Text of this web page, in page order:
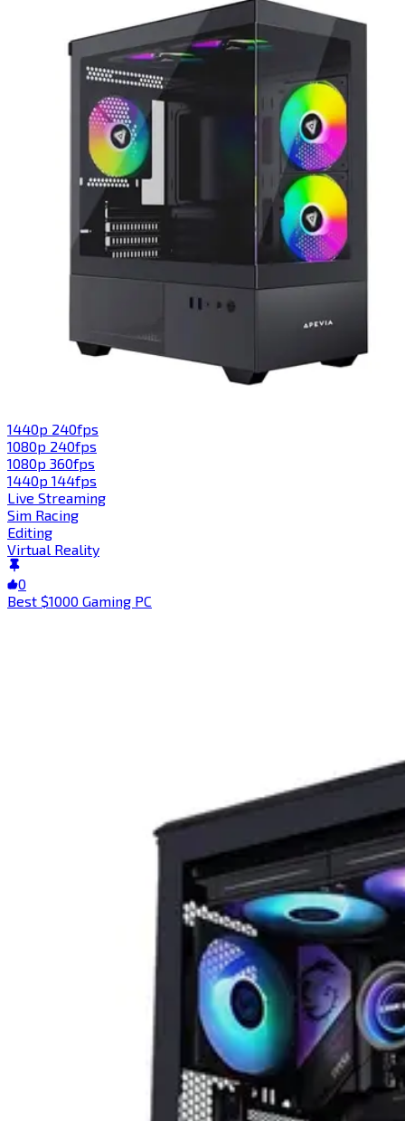
1440p 240fps​​​​‌ ‍ ​‍​‍‌‍ ‌ ​‍‌‍‍‌‌‍‌ ‌‍‍‌‌‍ ‍​‍​‍​ ‍‍​‍​‍‌ ​ ‌‍​‌‌‍ ‍‌‍‍‌‌ ‌​‌ ‍‌​‍ ‍‌‍‍‌‌‍ ​‍​‍​‍ ​​‍​‍‌‍‍​‌ ​‍‌‍‌‌‌‍‌‍​‍​‍​ ‍‍​‍​‍​‍ ‌‍​‌‌‍‌​‌‍ ‌‌‍‍‌‌‍ ‍​‍ ‌‍‍‌‌‍ ‍‌ ‌​‌‍‌‌‌‍ ‍‌ ‌​​‍ ‌‍‌‌‌‍‌​‌‍‍‌‌ ‌​​‍ ‌‍ ‌‌‍ ‌‍‌​‌‍‌‌​ ‌‌ ​​‌ ​‍‌‍‌‌‌ ​ ‌‍‌‌‌‍ ‍‌ ‌​‌‍​‌‌ ‌​‌‍‍‌‌‍ ‌‍ ‍​ ‍ ‌‍‍‌‌‍‌​​ ‌‌‍​‍​ ​‌​ ​ ‌‍‌‍​ ​‍‌‍‌‍‌‍​ ​ ‍​​‍ ‌​ ​‌‌‍‌‌‌‍​‌​ ​‌​‍ ‌​ ‌​‌‍​‌‌‍​ ​ ​‍​‍ ‌​ ‍​​ ​​​ ‌‍‌‍​ ​‍ ‌‌‍​‌​ ​​​ ‍​​ ‍​​ ‍​​ ‌‍​ ‌ ​ ‌ ​ ​‍​ ‍​​ ​ ​ ​ ​ ‍ ‌ ‌​‌ ‍‌‌ ​​‌‍‌‌​ ‌‌ ​​‌‍‌‌‌ ​‍‌‍‌‍‌‍ ‌ ​‍‌‍ ‌‌‍​‌‌‍ ‍‌‍​ ‌‍‌‌​ ‍ ‌ ​​‌‍​‌‌ ‌​‌‍‍​​ ‌‌‍ ‍‌‍​‌‌‍ ‌‌‍‌‌​ ‌‍​‍‌‍​‌‌ ​ ‌‍‌‌‌‌‌‌‌ ​‍‌‍ ​​ ‌​‍‌‌​ ​‍‌​‌‍‌‍​‌‌‍‌​‌‍ ‌‌‍‍‌‌‍ ‍​‍‌‍‌‍‍‌‌‍‌​​ ‌‌‍​‍​ ​‌​ ​ ‌‍‌‍​ ​‍‌‍‌‍‌‍​ ​ ‍​​‍ ‌​ ​‌‌‍‌‌‌‍​‌​ ​‌​‍ ‌​ ‌​‌‍​‌‌‍​ ​ ​‍​‍ ‌​ ‍​​ ​​​ ‌‍‌‍​ ​‍ ‌‌‍​‌​ ​​​ ‍​​ ‍​​ ‍​​ ‌‍​ ‌ ​ ‌ ​ ​‍​ ‍​​ ​ ​ ​ ​‍‌‍‌ ‌​‌ ‍‌‌ ​​‌‍‌‌​ ‌‌ ​​‌‍‌‌‌ ​‍‌‍‌‍‌‍ ‌ ​‍‌‍ ‌‌‍​‌‌‍ ‍‌‍​ ‌‍‌‌​‍‌‍‌ ​​‌‍​‌‌ ‌​‌‍‍​​ ‌‌‍ ‍‌‍​‌‌‍ ‌‌‍‌‌​‍‌‍‌ ​​‌‍‌‌‌ ​‍‌ ​ ‌ ​​‌‍‌‌‌‍​ ‌ ‌​‌‍‍‌‌ ‌‍‌‍‌‌​ ‌‌ ​​‌ ‌‌‌‍​‍‌‍ ​‌‍‍‌‌ ​ ‌‍‍​‌‍‌‌‌‍‌​​‍​‍‌ ‌
1080p 240fps​​​​‌ ‍ ​‍​‍‌‍ ‌ ​‍‌‍‍‌‌‍‌ ‌‍‍‌‌‍ ‍​‍​‍​ ‍‍​‍​‍‌ ​ ‌‍​‌‌‍ ‍‌‍‍‌‌ ‌​‌ ‍‌​‍ ‍‌‍‍‌‌‍ ​‍​‍​‍ ​​‍​‍‌‍‍​‌ ​‍‌‍‌‌‌‍‌‍​‍​‍​ ‍‍​‍​‍​‍ ‌‍​‌‌‍‌​‌‍ ‌‌‍‍‌‌‍ ‍​‍ ‌‍‍‌‌‍ ‍‌ ‌​‌‍‌‌‌‍ ‍‌ ‌​​‍ ‌‍‌‌‌‍‌​‌‍‍‌‌ ‌​​‍ ‌‍ ‌‌‍ ‌‍‌​‌‍‌‌​ ‌‌ ​​‌ ​‍‌‍‌‌‌ ​ ‌‍‌‌‌‍ ‍‌ ‌​‌‍​‌‌ ‌​‌‍‍‌‌‍ ‌‍ ‍​ ‍ ‌‍‍‌‌‍‌​​ ‌‌‍​‍​ ​​‌‍‌​‌‍​ ‌‍‌‌‌‍​‍​ ​‌​ ​​​‍ ‌‌‍‌​‌‍‌​​ ​‌​ ​​​‍ ‌​ ‌​‌‍​‌​ ‌ ​ ‌‍​‍ ‌‌‍​‍‌‍‌​‌‍​‍‌‍​‌​‍ ‌​ ​‍‌‍‌‍‌‍​ ​ ​‌​ ​‍​ ‍​​ ‌‌​ ‌ ​ ​ ​ ‌ ​ ​ ‌‍‌‌​ ‍ ‌ ‌​‌ ‍‌‌ ​​‌‍‌‌​ ‌‌ ​​‌‍‌‌‌ ​‍‌‍‌‍‌‍ ‌ ​‍‌‍ ‌‌‍​‌‌‍ ‍‌‍​ ‌‍‌‌​ ‍ ‌ ​​‌‍​‌‌ ‌​‌‍‍​​ ‌‌‍ ‍‌‍​‌‌‍ ‌‌‍‌‌​ ‌‍​‍‌‍​‌‌ ​ ‌‍‌‌‌‌‌‌‌ ​‍‌‍ ​​ ‌​‍‌‌​ ​‍‌​‌‍‌‍​‌‌‍‌​‌‍ ‌‌‍‍‌‌‍ ‍​‍‌‍‌‍‍‌‌‍‌​​ ‌‌‍​‍​ ​​‌‍‌​‌‍​ ‌‍‌‌‌‍​‍​ ​‌​ ​​​‍ ‌‌‍‌​‌‍‌​​ ​‌​ ​​​‍ ‌​ ‌​‌‍​‌​ ‌ ​ ‌‍​‍ ‌‌‍​‍‌‍‌​‌‍​‍‌‍​‌​‍ ‌​ ​‍‌‍‌‍‌‍​ ​ ​‌​ ​‍​ ‍​​ ‌‌​ ‌ ​ ​ ​ ‌ ​ ​ ‌‍‌‌​‍‌‍‌ ‌​‌ ‍‌‌ ​​‌‍‌‌​ ‌‌ ​​‌‍‌‌‌ ​‍‌‍‌‍‌‍ ‌ ​‍‌‍ ‌‌‍​‌‌‍ ‍‌‍​ ‌‍‌‌​‍‌‍‌ ​​‌‍​‌‌ ‌​‌‍‍​​ ‌‌‍ ‍‌‍​‌‌‍ ‌‌‍‌‌​‍‌‍‌ ​​‌‍‌‌‌ ​‍‌ ​ ‌ ​​‌‍‌‌‌‍​ ‌ ‌​‌‍‍‌‌ ‌‍‌‍‌‌​ ‌‌ ​​‌ ‌‌‌‍​‍‌‍ ​‌‍‍‌‌ ​ ‌‍‍​‌‍‌‌‌‍‌​​‍​‍‌ ‌
1080p 360fps​​​​‌ ‍ ​‍​‍‌‍ ‌ ​‍‌‍‍‌‌‍‌ ‌‍‍‌‌‍ ‍​‍​‍​ ‍‍​‍​‍‌ ​ ‌‍​‌‌‍ ‍‌‍‍‌‌ ‌​‌ ‍‌​‍ ‍‌‍‍‌‌‍ ​‍​‍​‍ ​​‍​‍‌‍‍​‌ ​‍‌‍‌‌‌‍‌‍​‍​‍​ ‍‍​‍​‍​‍ ‌‍​‌‌‍‌​‌‍ ‌‌‍‍‌‌‍ ‍​‍ ‌‍‍‌‌‍ ‍‌ ‌​‌‍‌‌‌‍ ‍‌ ‌​​‍ ‌‍‌‌‌‍‌​‌‍‍‌‌ ‌​​‍ ‌‍ ‌‌‍ ‌‍‌​‌‍‌‌​ ‌‌ ​​‌ ​‍‌‍‌‌‌ ​ ‌‍‌‌‌‍ ‍‌ ‌​‌‍​‌‌ ‌​‌‍‍‌‌‍ ‌‍ ‍​ ‍ ‌‍‍‌‌‍‌​​ ‌‌‍‌​‌‍​ ‌‍‌‍​ ‍‌​ ​​‌‍​‍‌‍‌‌‌‍‌​​‍ ‌‌‍‌​​ ‌ ​ ​‍‌‍‌‌​‍ ‌​ ‌​​ ​ ‌‍‌‌‌‍​‍​‍ ‌​ ‍‌‌‍‌‌​ ​​‌‍​ ​‍ ‌​ ‌ ​ ​‍​ ​​​ ‌‍‌‍​ ‌‍‌​​ ‌‍​ ​‍​ ​‌‌‍​‍​ ‌ ‌‍​‍​ ‍ ‌ ‌​‌ ‍‌‌ ​​‌‍‌‌​ ‌‌ ​​‌‍‌‌‌ ​‍‌‍‌‍‌‍ ‌ ​‍‌‍ ‌‌‍​‌‌‍ ‍‌‍​ ‌‍‌‌​ ‍ ‌ ​​‌‍​‌‌ ‌​‌‍‍​​ ‌‌‍ ‍‌‍​‌‌‍ ‌‌‍‌‌​ ‌‍​‍‌‍​‌‌ ​ ‌‍‌‌‌‌‌‌‌ ​‍‌‍ ​​ ‌​‍‌‌​ ​‍‌​‌‍‌‍​‌‌‍‌​‌‍ ‌‌‍‍‌‌‍ ‍​‍‌‍‌‍‍‌‌‍‌​​ ‌‌‍‌​‌‍​ ‌‍‌‍​ ‍‌​ ​​‌‍​‍‌‍‌‌‌‍‌​​‍ ‌‌‍‌​​ ‌ ​ ​‍‌‍‌‌​‍ ‌​ ‌​​ ​ ‌‍‌‌‌‍​‍​‍ ‌​ ‍‌‌‍‌‌​ ​​‌‍​ ​‍ ‌​ ‌ ​ ​‍​ ​​​ ‌‍‌‍​ ‌‍‌​​ ‌‍​ ​‍​ ​‌‌‍​‍​ ‌ ‌‍​‍​‍‌‍‌ ‌​‌ ‍‌‌ ​​‌‍‌‌​ ‌‌ ​​‌‍‌‌‌ ​‍‌‍‌‍‌‍ ‌ ​‍‌‍ ‌‌‍​‌‌‍ ‍‌‍​ ‌‍‌‌​‍‌‍‌ ​​‌‍​‌‌ ‌​‌‍‍​​ ‌‌‍ ‍‌‍​‌‌‍ ‌‌‍‌‌​‍‌‍‌ ​​‌‍‌‌‌ ​‍‌ ​ ‌ ​​‌‍‌‌‌‍​ ‌ ‌​‌‍‍‌‌ ‌‍‌‍‌‌​ ‌‌ ​​‌ ‌‌‌‍​‍‌‍ ​‌‍‍‌‌ ​ ‌‍‍​‌‍‌‌‌‍‌​​‍​‍‌ ‌
1440p 144fps​​​​‌ ‍ ​‍​‍‌‍ ‌ ​‍‌‍‍‌‌‍‌ ‌‍‍‌‌‍ ‍​‍​‍​ ‍‍​‍​‍‌ ​ ‌‍​‌‌‍ ‍‌‍‍‌‌ ‌​‌ ‍‌​‍ ‍‌‍‍‌‌‍ ​‍​‍​‍ ​​‍​‍‌‍‍​‌ ​‍‌‍‌‌‌‍‌‍​‍​‍​ ‍‍​‍​‍​‍ ‌‍​‌‌‍‌​‌‍ ‌‌‍‍‌‌‍ ‍​‍ ‌‍‍‌‌‍ ‍‌ ‌​‌‍‌‌‌‍ ‍‌ ‌​​‍ ‌‍‌‌‌‍‌​‌‍‍‌‌ ‌​​‍ ‌‍ ‌‌‍ ‌‍‌​‌‍‌‌​ ‌‌ ​​‌ ​‍‌‍‌‌‌ ​ ‌‍‌‌‌‍ ‍‌ ‌​‌‍​‌‌ ‌​‌‍‍‌‌‍ ‌‍ ‍​ ‍ ‌‍‍‌‌‍‌​​ ‌‌‍​ ​ ​‍​ ‍​​ ‍‌​ ‌​‌‍‌‌‌‍​‍​ ‌​​‍ ‌‌‍‌​​ ‍‌​ ​‌​ ​ ​‍ ‌​ ‌​​ ​‌​ ‌‍​ ‌ ​‍ ‌​ ‍​​ ​‍​ ‌​‌‍​‌​‍ ‌​ ‌​​ ​‌‌‍‌​‌‍​‌‌‍‌‌​ ​ ‌‍‌‌‌‍‌​​ ‌ ‌‍‌​‌‍​ ​ ​ ​ ‍ ‌ ‌​‌ ‍‌‌ ​​‌‍‌‌​ ‌‌ ​​‌‍‌‌‌ ​‍‌‍‌‍‌‍ ‌ ​‍‌‍ ‌‌‍​‌‌‍ ‍‌‍​ ‌‍‌‌​ ‍ ‌ ​​‌‍​‌‌ ‌​‌‍‍​​ ‌‌‍ ‍‌‍​‌‌‍ ‌‌‍‌‌​ ‌‍​‍‌‍​‌‌ ​ ‌‍‌‌‌‌‌‌‌ ​‍‌‍ ​​ ‌​‍‌‌​ ​‍‌​‌‍‌‍​‌‌‍‌​‌‍ ‌‌‍‍‌‌‍ ‍​‍‌‍‌‍‍‌‌‍‌​​ ‌‌‍​ ​ ​‍​ ‍​​ ‍‌​ ‌​‌‍‌‌‌‍​‍​ ‌​​‍ ‌‌‍‌​​ ‍‌​ ​‌​ ​ ​‍ ‌​ ‌​​ ​‌​ ‌‍​ ‌ ​‍ ‌​ ‍​​ ​‍​ ‌​‌‍​‌​‍ ‌​ ‌​​ ​‌‌‍‌​‌‍​‌‌‍‌‌​ ​ ‌‍‌‌‌‍‌​​ ‌ ‌‍‌​‌‍​ ​ ​ ​‍‌‍‌ ‌​‌ ‍‌‌ ​​‌‍‌‌​ ‌‌ ​​‌‍‌‌‌ ​‍‌‍‌‍‌‍ ‌ ​‍‌‍ ‌‌‍​‌‌‍ ‍‌‍​ ‌‍‌‌​‍‌‍‌ ​​‌‍​‌‌ ‌​‌‍‍​​ ‌‌‍ ‍‌‍​‌‌‍ ‌‌‍‌‌​‍‌‍‌ ​​‌‍‌‌‌ ​‍‌ ​ ‌ ​​‌‍‌‌‌‍​ ‌ ‌​‌‍‍‌‌ ‌‍‌‍‌‌​ ‌‌ ​​‌ ‌‌‌‍​‍‌‍ ​‌‍‍‌‌ ​ ‌‍‍​‌‍‌‌‌‍‌​​‍​‍‌ ‌
Live Streaming​​​​‌ ‍ ​‍​‍‌‍ ‌ ​‍‌‍‍‌‌‍‌ ‌‍‍‌‌‍ ‍​‍​‍​ ‍‍​‍​‍‌ ​ ‌‍​‌‌‍ ‍‌‍‍‌‌ ‌​‌ ‍‌​‍ ‍‌‍‍‌‌‍ ​‍​‍​‍ ​​‍​‍‌‍‍​‌ ​‍‌‍‌‌‌‍‌‍​‍​‍​ ‍‍​‍​‍​‍ ‌‍​‌‌‍‌​‌‍ ‌‌‍‍‌‌‍ ‍​‍ ‌‍‍‌‌‍ ‍‌ ‌​‌‍‌‌‌‍ ‍‌ ‌​​‍ ‌‍‌‌‌‍‌​‌‍‍‌‌ ‌​​‍ ‌‍ ‌‌‍ ‌‍‌​‌‍‌‌​ ‌‌ ​​‌ ​‍‌‍‌‌‌ ​ ‌‍‌‌‌‍ ‍‌ ‌​‌‍​‌‌ ‌​‌‍‍‌‌‍ ‌‍ ‍​ ‍ ‌‍‍‌‌‍‌​​ ‌​ ​‌‌‍​‍​ ‌‍‌‍​‌‌‍​ ​ ​‌‌‍​‍​ ​‍​‍ ‌‌‍‌​​ ‌ ​ ‍​​ ‌‍​‍ ‌​ ‌​​ ‍​‌‍‌‌​ ‍‌​‍ ‌‌‍​‍​ ​‌‌‍‌‌‌‍‌​​‍ ‌​ ​​‌‍​‍​ ‍‌​ ‌ ‌‍​‍‌‍‌​​ ‌ ​ ‌ ​ ​‌‌‍‌​​ ​​‌‍‌​​ ‍ ‌ ‌​‌ ‍‌‌ ​​‌‍‌‌​ ‌‌ ‌​‌‍​‌‌‍‌ ​ ‍ ‌ ​​‌‍​‌‌ ‌​‌‍‍​​ ‌‌‍ ‍‌‍​‌‌‍ ‌‌‍‌‌​ ‌‍​‍‌‍​‌‌ ​ ‌‍‌‌‌‌‌‌‌ ​‍‌‍ ​​ ‌​‍‌‌​ ​‍‌​‌‍‌‍​‌‌‍‌​‌‍ ‌‌‍‍‌‌‍ ‍​‍‌‍‌‍‍‌‌‍‌​​ ‌​ ​‌‌‍​‍​ ‌‍‌‍​‌‌‍​ ​ ​‌‌‍​‍​ ​‍​‍ ‌‌‍‌​​ ‌ ​ ‍​​ ‌‍​‍ ‌​ ‌​​ ‍​‌‍‌‌​ ‍‌​‍ ‌‌‍​‍​ ​‌‌‍‌‌‌‍‌​​‍ ‌​ ​​‌‍​‍​ ‍‌​ ‌ ‌‍​‍‌‍‌​​ ‌ ​ ‌ ​ ​‌‌‍‌​​ ​​‌‍‌​​‍‌‍‌ ‌​‌ ‍‌‌ ​​‌‍‌‌​ ‌‌ ‌​‌‍​‌‌‍‌ ​‍‌‍‌ ​​‌‍​‌‌ ‌​‌‍‍​​ ‌‌‍ ‍‌‍​‌‌‍ ‌‌‍‌‌​‍‌‍‌ ​​‌‍‌‌‌ ​‍‌ ​ ‌ ​​‌‍‌‌‌‍​ ‌ ‌​‌‍‍‌‌ ‌‍‌‍‌‌​ ‌‌ ​​‌ ‌‌‌‍​‍‌‍ ​‌‍‍‌‌ ​ ‌‍‍​‌‍‌‌‌‍‌​​‍​‍‌ ‌
Sim Racing​​​​‌ ‍ ​‍​‍‌‍ ‌ ​‍‌‍‍‌‌‍‌ ‌‍‍‌‌‍ ‍​‍​‍​ ‍‍​‍​‍‌ ​ ‌‍​‌‌‍ ‍‌‍‍‌‌ ‌​‌ ‍‌​‍ ‍‌‍‍‌‌‍ ​‍​‍​‍ ​​‍​‍‌‍‍​‌ ​‍‌‍‌‌‌‍‌‍​‍​‍​ ‍‍​‍​‍​‍ ‌‍​‌‌‍‌​‌‍ ‌‌‍‍‌‌‍ ‍​‍ ‌‍‍‌‌‍ ‍‌ ‌​‌‍‌‌‌‍ ‍‌ ‌​​‍ ‌‍‌‌‌‍‌​‌‍‍‌‌ ‌​​‍ ‌‍ ‌‌‍ ‌‍‌​‌‍‌‌​ ‌‌ ​​‌ ​‍‌‍‌‌‌ ​ ‌‍‌‌‌‍ ‍‌ ‌​‌‍​‌‌ ‌​‌‍‍‌‌‍ ‌‍ ‍​ ‍ ‌‍‍‌‌‍‌​​ ‌​ ‌​​ ‌‍‌‍‌‌​ ‌​​ ​‍​ ‌ ​ ‌ ​ ‍‌​‍ ‌‌‍‌​‌‍‌‌​ ‍‌​ ‍​​‍ ‌​ ‌​‌‍‌​‌‍‌‍​ ‌‍​‍ ‌​ ‍‌‌‍​ ​ ‌​​ ​​​‍ ‌​ ‌‌‌‍‌​​ ​​​ ‌​​ ​‌​ ​‍‌‍​‌‌‍‌‍‌‍‌​​ ‌ ‌‍‌​‌‍‌‍​ ‍ ‌ ‌​‌ ‍‌‌ ​​‌‍‌‌​ ‌‌ ‌​‌‍​‌‌‍‌ ​ ‍ ‌ ​​‌‍​‌‌ ‌​‌‍‍​​ ‌‌‍ ‍‌‍​‌‌‍ ‌‌‍‌‌​ ‌‍​‍‌‍​‌‌ ​ ‌‍‌‌‌‌‌‌‌ ​‍‌‍ ​​ ‌​‍‌‌​ ​‍‌​‌‍‌‍​‌‌‍‌​‌‍ ‌‌‍‍‌‌‍ ‍​‍‌‍‌‍‍‌‌‍‌​​ ‌​ ‌​​ ‌‍‌‍‌‌​ ‌​​ ​‍​ ‌ ​ ‌ ​ ‍‌​‍ ‌‌‍‌​‌‍‌‌​ ‍‌​ ‍​​‍ ‌​ ‌​‌‍‌​‌‍‌‍​ ‌‍​‍ ‌​ ‍‌‌‍​ ​ ‌​​ ​​​‍ ‌​ ‌‌‌‍‌​​ ​​​ ‌​​ ​‌​ ​‍‌‍​‌‌‍‌‍‌‍‌​​ ‌ ‌‍‌​‌‍‌‍​‍‌‍‌ ‌​‌ ‍‌‌ ​​‌‍‌‌​ ‌‌ ‌​‌‍​‌‌‍‌ ​‍‌‍‌ ​​‌‍​‌‌ ‌​‌‍‍​​ ‌‌‍ ‍‌‍​‌‌‍ ‌‌‍‌‌​‍‌‍‌ ​​‌‍‌‌‌ ​‍‌ ​ ‌ ​​‌‍‌‌‌‍​ ‌ ‌​‌‍‍‌‌ ‌‍‌‍‌‌​ ‌‌ ​​‌ ‌‌‌‍​‍‌‍ ​‌‍‍‌‌ ​ ‌‍‍​‌‍‌‌‌‍‌​​‍​‍‌ ‌
Editing​​​​‌ ‍ ​‍​‍‌‍ ‌ ​‍‌‍‍‌‌‍‌ ‌‍‍‌‌‍ ‍​‍​‍​ ‍‍​‍​‍‌ ​ ‌‍​‌‌‍ ‍‌‍‍‌‌ ‌​‌ ‍‌​‍ ‍‌‍‍‌‌‍ ​‍​‍​‍ ​​‍​‍‌‍‍​‌ ​‍‌‍‌‌‌‍‌‍​‍​‍​ ‍‍​‍​‍​‍ ‌‍​‌‌‍‌​‌‍ ‌‌‍‍‌‌‍ ‍​‍ ‌‍‍‌‌‍ ‍‌ ‌​‌‍‌‌‌‍ ‍‌ ‌​​‍ ‌‍‌‌‌‍‌​‌‍‍‌‌ ‌​​‍ ‌‍ ‌‌‍ ‌‍‌​‌‍‌‌​ ‌‌ ​​‌ ​‍‌‍‌‌‌ ​ ‌‍‌‌‌‍ ‍‌ ‌​‌‍​‌‌ ‌​‌‍‍‌‌‍ ‌‍ ‍​ ‍ ‌‍‍‌‌‍‌​​ ‌‌‍‌​​ ‌ ‌‍​‍‌‍‌​​ ​‌‌‍​ ​ ‌‍​ ‌​​‍ ‌​ ​‍​ ‌ ​ ‌​​ ‍‌​‍ ‌​ ‌​​ ​‍​ ​ ​ ‍‌​‍ ‌​ ‍​​ ​​​ ‌​‌‍‌‍​‍ ‌​ ‌‍‌‍‌‍‌‍​ ​ ‌‌​ ‌‌‌‍‌​​ ​‌​ ‌ ‌‍​‍‌‍​‍‌‍‌‌​ ​‌​ ‍ ‌ ‌​‌ ‍‌‌ ​​‌‍‌‌​ ‌‌ ‌​‌‍​‌‌‍‌ ​ ‍ ‌ ​​‌‍​‌‌ ‌​‌‍‍​​ ‌‌‍ ‍‌‍​‌‌‍ ‌‌‍‌‌​ ‌‍​‍‌‍​‌‌ ​ ‌‍‌‌‌‌‌‌‌ ​‍‌‍ ​​ ‌​‍‌‌​ ​‍‌​‌‍‌‍​‌‌‍‌​‌‍ ‌‌‍‍‌‌‍ ‍​‍‌‍‌‍‍‌‌‍‌​​ ‌‌‍‌​​ ‌ ‌‍​‍‌‍‌​​ ​‌‌‍​ ​ ‌‍​ ‌​​‍ ‌​ ​‍​ ‌ ​ ‌​​ ‍‌​‍ ‌​ ‌​​ ​‍​ ​ ​ ‍‌​‍ ‌​ ‍​​ ​​​ ‌​‌‍‌‍​‍ ‌​ ‌‍‌‍‌‍‌‍​ ​ ‌‌​ ‌‌‌‍‌​​ ​‌​ ‌ ‌‍​‍‌‍​‍‌‍‌‌​ ​‌​‍‌‍‌ ‌​‌ ‍‌‌ ​​‌‍‌‌​ ‌‌ ‌​‌‍​‌‌‍‌ ​‍‌‍‌ ​​‌‍​‌‌ ‌​‌‍‍​​ ‌‌‍ ‍‌‍​‌‌‍ ‌‌‍‌‌​‍‌‍‌ ​​‌‍‌‌‌ ​‍‌ ​ ‌ ​​‌‍‌‌‌‍​ ‌ ‌​‌‍‍‌‌ ‌‍‌‍‌‌​ ‌‌ ​​‌ ‌‌‌‍​‍‌‍ ​‌‍‍‌‌ ​ ‌‍‍​‌‍‌‌‌‍‌​​‍​‍‌ ‌
Virtual Reality​​​​‌ ‍ ​‍​‍‌‍ ‌ ​‍‌‍‍‌‌‍‌ ‌‍‍‌‌‍ ‍​‍​‍​ ‍‍​‍​‍‌ ​ ‌‍​‌‌‍ ‍‌‍‍‌‌ ‌​‌ ‍‌​‍ ‍‌‍‍‌‌‍ ​‍​‍​‍ ​​‍​‍‌‍‍​‌ ​‍‌‍‌‌‌‍‌‍​‍​‍​ ‍‍​‍​‍​‍ ‌‍​‌‌‍‌​‌‍ ‌‌‍‍‌‌‍ ‍​‍ ‌‍‍‌‌‍ ‍‌ ‌​‌‍‌‌‌‍ ‍‌ ‌​​‍ ‌‍‌‌‌‍‌​‌‍‍‌‌ ‌​​‍ ‌‍ ‌‌‍ ‌‍‌​‌‍‌‌​ ‌‌ ​​‌ ​‍‌‍‌‌‌ ​ ‌‍‌‌‌‍ ‍‌ ‌​‌‍​‌‌ ‌​‌‍‍‌‌‍ ‌‍ ‍​ ‍ ‌‍‍‌‌‍‌​​ ‌​ ​‌​ ​‌‌‍​‌​ ‍‌‌‍‌‌‌‍​‍​ ‌ ​ ​‍​‍ ‌​ ‌​‌‍‌​​ ​‍​ ‌​​‍ ‌​ ‌​​ ​​‌‍‌​​ ​‍​‍ ‌‌‍​‌‌‍​‌‌‍‌​‌‍​‌​‍ ‌‌‍‌‍‌‍‌​‌‍​‍​ ‍‌​ ‌ ​ ‌‍‌‍​‌​ ‌ ‌‍​‍​ ‍​​ ‍‌‌‍‌‍​ ‍ ‌ ‌​‌ ‍‌‌ ​​‌‍‌‌​ ‌‌ ‌​‌‍​‌‌‍‌ ​ ‍ ‌ ​​‌‍​‌‌ ‌​‌‍‍​​ ‌‌‍ ‍‌‍​‌‌‍ ‌‌‍‌‌​ ‌‍​‍‌‍​‌‌ ​ ‌‍‌‌‌‌‌‌‌ ​‍‌‍ ​​ ‌​‍‌‌​ ​‍‌​‌‍‌‍​‌‌‍‌​‌‍ ‌‌‍‍‌‌‍ ‍​‍‌‍‌‍‍‌‌‍‌​​ ‌​ ​‌​ ​‌‌‍​‌​ ‍‌‌‍‌‌‌‍​‍​ ‌ ​ ​‍​‍ ‌​ ‌​‌‍‌​​ ​‍​ ‌​​‍ ‌​ ‌​​ ​​‌‍‌​​ ​‍​‍ ‌‌‍​‌‌‍​‌‌‍‌​‌‍​‌​‍ ‌‌‍‌‍‌‍‌​‌‍​‍​ ‍‌​ ‌ ​ ‌‍‌‍​‌​ ‌ ‌‍​‍​ ‍​​ ‍‌‌‍‌‍​‍‌‍‌ ‌​‌ ‍‌‌ ​​‌‍‌‌​ ‌‌ ‌​‌‍​‌‌‍‌ ​‍‌‍‌ ​​‌‍​‌‌ ‌​‌‍‍​​ ‌‌‍ ‍‌‍​‌‌‍ ‌‌‍‌‌​‍‌‍‌ ​​‌‍‌‌‌ ​‍‌ ​ ‌ ​​‌‍‌‌‌‍​ ‌ ‌​‌‍‍‌‌ ‌‍‌‍‌‌​ ‌‌ ​​‌ ‌‌‌‍​‍‌‍ ​‌‍‍‌‌ ​ ‌‍‍​‌‍‌‌‌‍‌​​‍​‍‌ ‌
0
Best $1000 Gaming PC​​​​‌ ‍ ​‍​‍‌‍ ‌ ​‍‌‍‍‌‌‍‌ ‌‍‍‌‌‍ ‍​‍​‍​ ‍‍​‍​‍‌ ​ ‌‍​‌‌‍ ‍‌‍‍‌‌ ‌​‌ ‍‌​‍ ‍‌‍‍‌‌‍ ​‍​‍​‍ ​​‍​‍‌‍‍​‌ ​‍‌‍‌‌‌‍‌‍​‍​‍​ ‍‍​‍​‍​‍ ‌‍​‌‌‍‌​‌‍ ‌‌‍‍‌‌‍ ‍​‍ ‌‍‍‌‌‍ ‍‌ ‌​‌‍‌‌‌‍ ‍‌ ‌​​‍ ‌‍‌‌‌‍‌​‌‍‍‌‌ ‌​​‍ ‌‍ ‌‌‍ ‌‍‌​‌‍‌‌​ ‌‌ ​​‌ ​‍‌‍‌‌‌ ​ ‌‍‌‌‌‍ ‍‌ ‌​‌‍​‌‌ ‌​‌‍‍‌‌‍ ‌‍ ‍​ ‍ ‌‍‍‌‌‍‌​​ ‌​ ​‍‌‍‌‌​ ‌​‌‍‌​​ ‌​​ ​​​ ‍‌​ ​​​‍ ‌‌‍​ ‌‍‌​​ ‍‌​ ‍‌​‍ ‌​ ‌​​ ‍​​ ‌ ​ ​ ​‍ ‌‌‍​‌​ ‍​​ ‌ ‌‍​‍​‍ ‌​ ​ ‌‍​‌​ ‍‌​ ​ ‌‍‌‍‌‍​ ‌‍​ ​ ​​​ ‌‍​ ‍‌‌‍​ ‌‍‌‍​ ‍ ‌ ‌​‌ ‍‌‌ ​​‌‍‌‌​ ‌‌‍​‍‌ ‌‌‌‍‍‌‌‍ ​‌‍‌​​ ‍ ‌ ​​‌‍​‌‌ ‌​‌‍‍​​ ‌‌‍‍‌​ ​‌​ ‍​‌‍ ‍‌‌ ‌‍ ‍‌‍​‌‌‍ ‌‌‍‌‌​‍‌‌​ ‌‌‌​​‍‌‌ ‌‍‍ ‌‍‌‌‌ ‍‌​‍‌‌​ ​ ‌​‌​​‍‌‌​ ​ ‌​‌​​‍‌‌​ ​‍​ ​‍‌‍‌‌‌‍ ‍​‍‌‌​ ​‍​ ​‍​‍‌‌​ ‌‌‌​‌​​‍ ‍‌ ‌‍‌‍​‌‌‍ ​‌ ‌‌‌‍‌‌​ ‌‍​‍‌‍​‌‌ ​ ‌‍‌‌‌‌‌‌‌ ​‍‌‍ ​​ ‌​‍‌‌​ ​‍‌​‌‍‌‍​‌‌‍‌​‌‍ ‌‌‍‍‌‌‍ ‍​‍‌‍‌‍‍‌‌‍‌​​ ‌​ ​‍‌‍‌‌​ ‌​‌‍‌​​ ‌​​ ​​​ ‍‌​ ​​​‍ ‌‌‍​ ‌‍‌​​ ‍‌​ ‍‌​‍ ‌​ ‌​​ ‍​​ ‌ ​ ​ ​‍ ‌‌‍​‌​ ‍​​ ‌ ‌‍​‍​‍ ‌​ ​ ‌‍​‌​ ‍‌​ ​ ‌‍‌‍‌‍​ ‌‍​ ​ ​​​ ‌‍​ ‍‌‌‍​ ‌‍‌‍​‍‌‍‌ ‌​‌ ‍‌‌ ​​‌‍‌‌​ ‌‌‍​‍‌ ‌‌‌‍‍‌‌‍ ​‌‍‌​​‍‌‍‌ ​​‌‍​‌‌ ‌​‌‍‍​​ ‌‌‍‍‌​ ​‌​ ‍​‌‍ ‍‌‌ ‌‍ ‍‌‍​‌‌‍ ‌‌‍‌‌​‍‌‌​ ‌‌‌​​‍‌‌ ‌‍‍ ‌‍‌‌‌ ‍‌​‍‌‌​ ​ ‌​‌​​‍‌‌​ ​ ‌​‌​​‍‌‌​ ​‍​ ​‍‌‍‌‌‌‍ ‍​‍‌‌​ ​‍​ ​‍​‍‌‌​ ‌‌‌​‌​​‍ ‍‌ ‌‍‌‍​‌‌‍ ​‌ ‌‌‌‍‌‌​‍‌‍‌ ​​‌‍‌‌‌ ​‍‌ ​ ‌ ​​‌‍‌‌‌‍​ ‌ ‌​‌‍‍‌‌ ‌‍‌‍‌‌​ ‌‌ ​​‌ ‌‌‌‍​‍‌‍ ​‌‍‍‌‌ ​ ‌‍‍​‌‍‌‌‌‍‌​​‍​‍‌ ‌